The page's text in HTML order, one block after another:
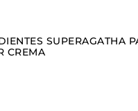
SUPERAGATHA
CREMA